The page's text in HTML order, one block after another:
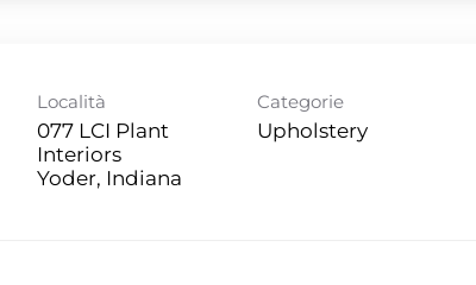
Località
077 LCI Plant
Interiors
Categorie
Upholstery